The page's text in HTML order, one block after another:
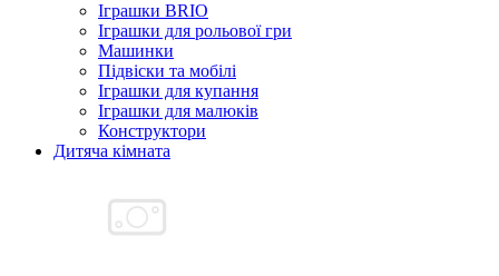
Іграшки BRIO
Іграшки для рольової гри
Машинки
Підвіски та мобілі
Іграшки для купання
Іграшки для малюків
Конструктори
Дитяча кімната